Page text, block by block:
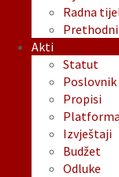
Radna
Akti
Statut
Poslovnik
Propisi
Izvještaji
Budžet
Odluke